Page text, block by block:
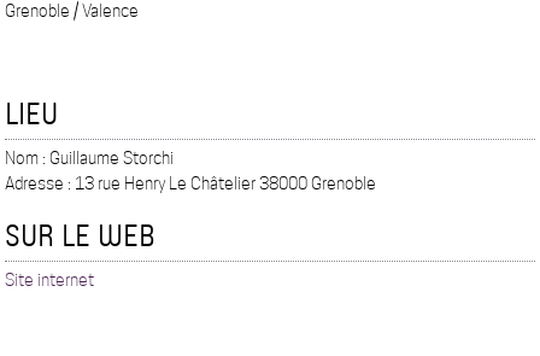
Grenoble / Valence
LIEU
Nom : Guillaume Storchi
Adresse : 13 rue Henry Le Châtelier 38000 Grenoble
SUR LE WEB
Site internet